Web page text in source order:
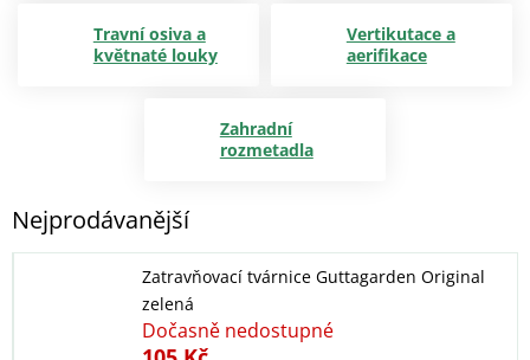
Travní osiva a
květnaté louky
Vertikutace a
aerifikace
Zahradní
rozmetadla
Nejprodávanější
Zatravňovací tvárnice Guttagarden Original
zelená
Dočasně nedostupné